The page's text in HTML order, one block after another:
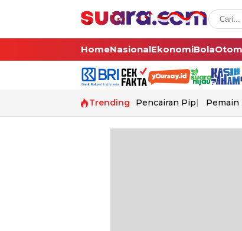
HomeNasionalEkonomiBola
Trending Pencairan Pip Pemain